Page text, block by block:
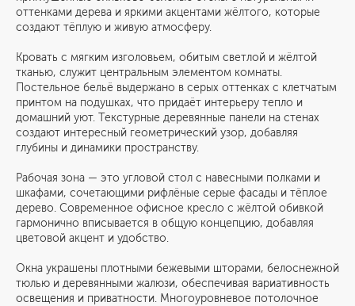
оттенками дерева и яркими акцентами жёлтого, которые
создают тёплую и живую атмосферу.
Кровать с мягким изголовьем, обитым светлой и жёлтой
тканью, служит центральным элементом комнаты.
Постельное бельё выдержано в серых оттенках с клетчатым
принтом на подушках, что придаёт интерьеру тепло и
домашний уют. Текстурные деревянные панели на стенах
создают интересный геометрический узор, добавляя
глубины и динамики пространству.
Рабочая зона — это угловой стол с навесными полками и
шкафами, сочетающими рифлёные серые фасады и тёплое
дерево. Современное офисное кресло с жёлтой обивкой
гармонично вписывается в общую концепцию, добавляя
цветовой акцент и удобство.
Окна украшены плотными бежевыми шторами, белоснежной
тюлью и деревянными жалюзи, обеспечивая вариативность
освещения и приватности. Многоуровневое потолочное